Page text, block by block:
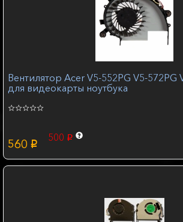
Вентилятор Acer V5-552PG V5-572PG
для видеокарты ноутбука
560 p
500 p